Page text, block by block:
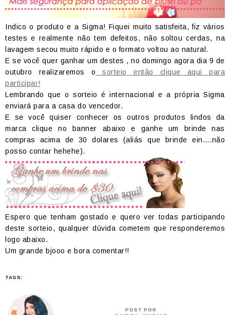
Indico o produto e a Sigma! Fiquei muito satisfeita, fiz vários
testes e realmente não tem defeitos, não soltou cerdas, na
lavagem secou muito rápido e o formato voltou ao natural.
E se você quer ganhar um destes , no domingo agora dia 9 de
outubro realizaremos o
sorteio então clique aqui para
participar!
Lembrando que o sorteio é internacional e a própria Sigma
enviará para a casa do vencedor.
E se você quiser conhecer os outros produtos lindos da
marca clique no banner abaixo e ganhe um brinde nas
compras acima de 30 dolares (aliás que brinde ein….não
posso contar hehehe).
Espero que tenham gostado e quero ver todas participando
deste sorteio, qualquer dúvida cometem que responderemos
logo abaixo.
Um grande bjooo e bora comentar!!
TAGS:
POST POR